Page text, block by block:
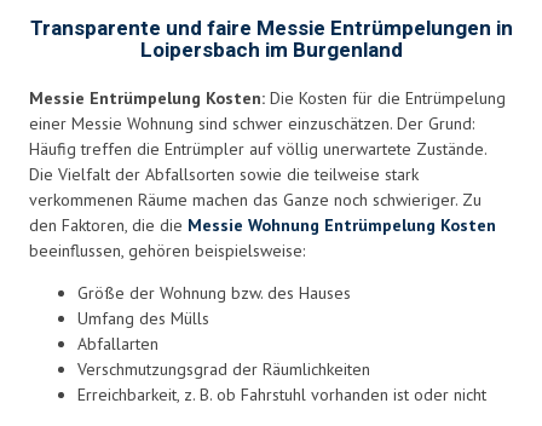
Transparente und faire Messie Entrümpelungen in
Loipersbach im Burgenland
Messie Entrümpelung Kosten: Die Kosten für die Entrümpelung
einer Messie Wohnung sind schwer einzuschätzen. Der Grund:
Häufig treffen die Entrümpler auf völlig unerwartete Zustände.
Die Vielfalt der Abfallsorten sowie die teilweise stark
verkommenen Räume machen das Ganze noch schwieriger. Zu
den Faktoren, die die Messie Wohnung Entrümpelung Kosten
beeinflussen, gehören beispielsweise:
Größe der Wohnung bzw. des Hauses
Umfang des Mülls
Abfallarten
Verschmutzungsgrad der Räumlichkeiten
Erreichbarkeit, z. B. ob Fahrstuhl vorhanden ist oder nicht